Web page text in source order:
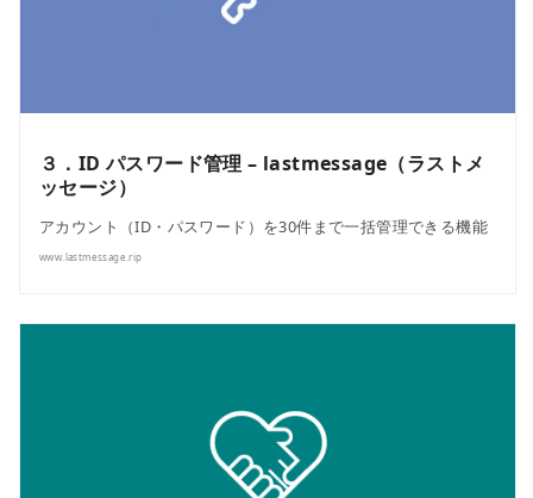
３．ID パスワード管理 – lastmessage（ラストメ
ッセージ）
アカウント（ID・パスワード）を30件まで一括管理できる機能
www.lastmessage.rip